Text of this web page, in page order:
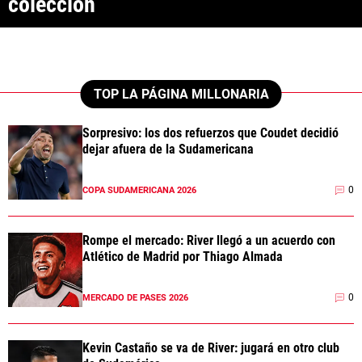
ANÁLISIS TÁCTICO
NOTICIAS
GUÍAS
CÓDIGOS
PRONÓSTICOS
APUESTA DEL DÍA
ESCRIBÍ EN LA PÁGINA MILLONARIAAPUESTAS
La Página Millonaria es un sitio no oficial, creado por socios e
hinchas de River y no tiene afiliación alguna con el club Atlético River
Plate.
Esta sección no tiene relación alguna con el club. Para visitar el sitio
TOP LA PÁGINA MILLONARIA
Sorpresivo: los dos refuerzos que Coudet decidió
dejar afuera de la Sudamericana
COPA SUDAMERICANA 2026 0
Rompe el mercado: River llegó a un acuerdo con
Atlético de Madrid por Thiago Almada
MERCADO DE PASES 2026 0
Kevin Castaño se va de River: jugará en otro club